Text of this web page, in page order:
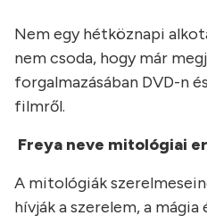
Nem egy hétköznapi
nem csoda, hogy már
forgalmazásában DVD-n
filmről.
Freya neve mitológiai
A mitológiák
hívják a szerelem, a